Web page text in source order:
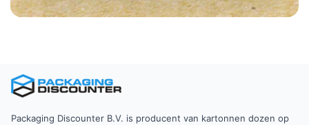
Packaging Discounter B.V. is producent van kartonnen dozen op